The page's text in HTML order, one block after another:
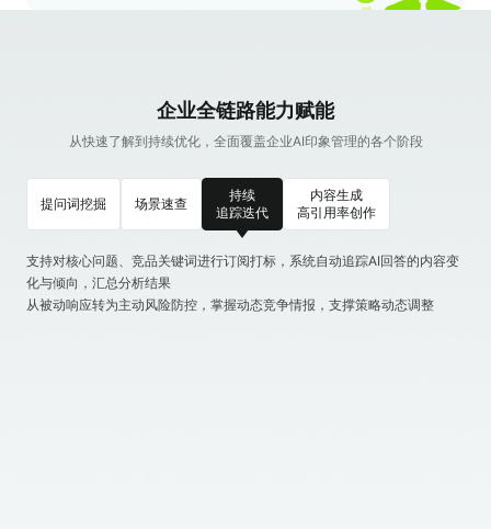
企业全链路能力赋能
从快速了解到持续优化，全面覆盖企业AI印象管理的各个阶段
提问词挖掘 场景速查
持续
追踪迭代
内容生成
高引用率创作
支持对核心问题、竞品关键词进行订阅打标，系统自动追踪AI回答的内容变
化与倾向，汇总分析结果
从被动响应转为主动风险防控，掌握动态竞争情报，支撑策略动态调整